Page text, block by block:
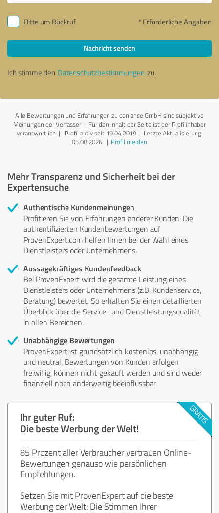
Bitte um Rückruf * Erforderliche Angaben
Nachricht senden
Ich stimme den Datenschutzbestimmungen zu.
Alle Bewertungen und Erfahrungen zu conlance GmbH sind subjektive
Meinungen der Verfasser | Für den Inhalt der Seite ist der Profilinhaber
verantwortlich | Profil aktiv seit 19.04.2019 | Letzte Aktualisierung:
05.08.2026 | Profil melden
Mehr Transparenz und Sicherheit bei der
Expertensuche
Authentische Kundenmeinungen
Profitieren Sie von Erfahrungen anderer Kunden: Die
authentifizierten Kundenbewertungen auf
ProvenExpert.com helfen Ihnen bei der Wahl eines
Dienstleisters oder Unternehmens.
Aussagekräftiges Kundenfeedback
Bei ProvenExpert wird die gesamte Leistung eines
Dienstleisters oder Unternehmens (z.B. Kundenservice,
Beratung) bewertet. So erhalten Sie einen detaillierten
Überblick über die Service- und Dienstleistungsqualität
in allen Bereichen.
Unabhängige Bewertungen
ProvenExpert ist grundsätzlich kostenlos, unabhängig
und neutral. Bewertungen von Kunden erfolgen
freiwillig, können nicht gekauft werden und sind weder
finanziell noch anderweitig beeinflussbar.
Ihr guter Ruf:
Die beste Werbung der Welt!
85 Prozent aller Verbraucher vertrauen Online-
Bewertungen genauso wie persönlichen
Empfehlungen.
Setzen Sie mit ProvenExpert auf die beste
Werbung der Welt: Die Stimmen Ihrer